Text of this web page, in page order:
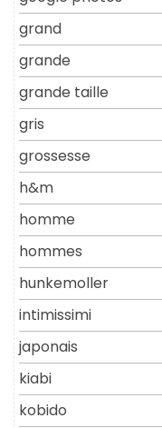
grand
grande
grande taille
gris
grossesse
h&m
homme
hommes
hunkemoller
intimissimi
japonais
kiabi
kobido